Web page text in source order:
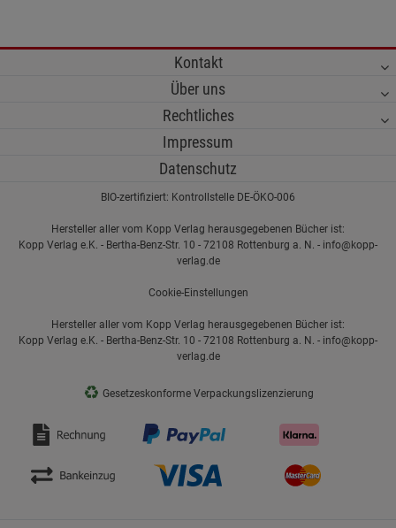
Kontakt
Über uns
Rechtliches
Impressum
Datenschutz
BIO-zertifiziert: Kontrollstelle DE-ÖKO-006
Hersteller aller vom Kopp Verlag herausgegebenen Bücher ist:
Kopp Verlag e.K. - Bertha-Benz-Str. 10 - 72108 Rottenburg a. N. - info@kopp-
verlag.de
Cookie-Einstellungen
Hersteller aller vom Kopp Verlag herausgegebenen Bücher ist:
Kopp Verlag e.K. - Bertha-Benz-Str. 10 - 72108 Rottenburg a. N. - info@kopp-
verlag.de
♻ Gesetzeskonforme Verpackungslizenzierung